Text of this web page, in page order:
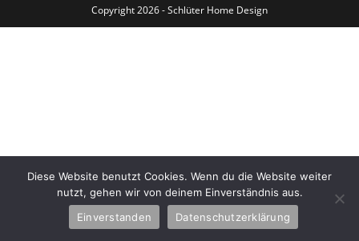
Copyright 2026 - Schlüter Home Design
Diese Website benutzt Cookies. Wenn du die Website weiter
nutzt, gehen wir von deinem Einverständnis aus.
Einverstanden
Datenschutzerklärung